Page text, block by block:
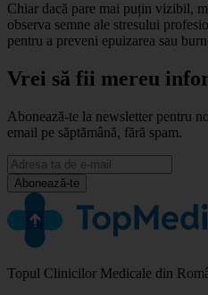
Chiar dacă pare mai puțin vizibil,
observa semne ale stresului
pentru a preveni epuizarea sau
Vrei să fii mereu
Abonează-te la newsletter pentru
email pe săptămână, fără spam.
Abonează-te
Topul Clinicilor Medicale din